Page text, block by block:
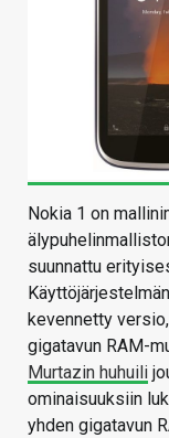
Nokia 1 on
suunnattu
kevennetty
gigatavun RAM-
Murtazin huhuili
ominaisuuksiin
yhden gigatavun